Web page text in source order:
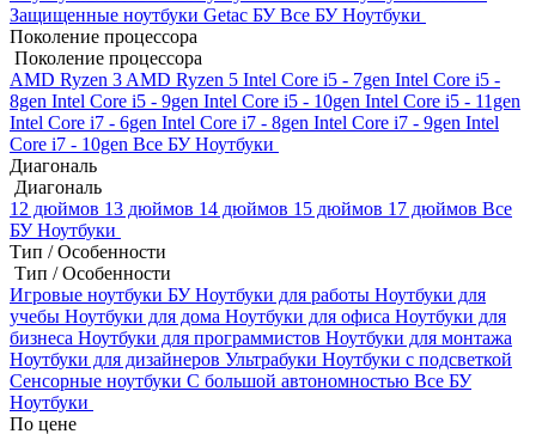
Защищенные ноутбуки Getac БУВсе БУ Ноутбуки
Поколение процессора
Поколение процессора
AMD Ryzen 3 AMD Ryzen 5 Intel Core i5 - 7gen Intel Core i5 -
8gen Intel Core i5 - 9gen Intel Core i5 - 10gen Intel Core i5 - 11gen
Intel Core i7 - 6gen Intel Core i7 - 8gen Intel Core i7 - 9gen Intel
Core i7 - 10gen Все БУ Ноутбуки
Диагональ
Диагональ
12 дюймов 13 дюймов 14 дюймов 15 дюймов 17 дюймов Все
БУ Ноутбуки
Тип / Особенности
Тип / Особенности
Игровые ноутбуки БУНоутбуки для работы Ноутбуки для
учебы Ноутбуки для дома Ноутбуки для офиса Ноутбуки для
бизнеса Ноутбуки для программистов Ноутбуки для монтажа
Ноутбуки для дизайнеров Ультрабуки Ноутбуки с подсветкой
Сенсорные ноутбуки С большой автономностью Все БУ
Ноутбуки
По цене